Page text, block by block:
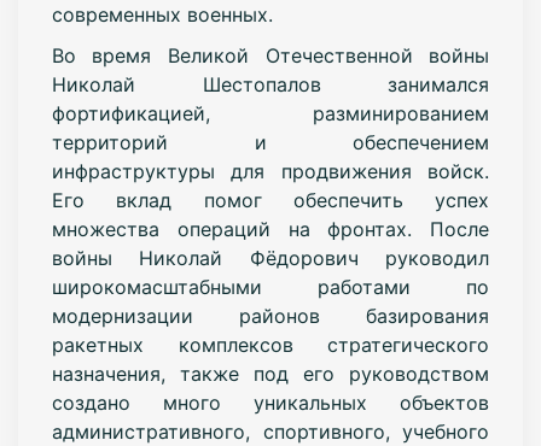
современных военных.
Во время Великой Отечественной войны
Николай Шестопалов занимался
фортификацией, разминированием
территорий и обеспечением
инфраструктуры для продвижения войск.
Его вклад помог обеспечить успех
множества операций на фронтах. После
войны Николай Фёдорович руководил
широкомасштабными работами по
модернизации районов базирования
ракетных комплексов стратегического
назначения, также под его руководством
создано много уникальных объектов
административного, спортивного, учебного